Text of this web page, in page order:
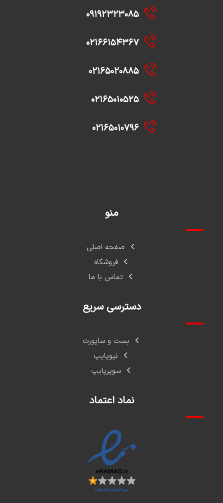
۰۹۱۹۲۳۲۳۰۸۵
۰۲۱۶۶۱۵۴۳۶۷
۰۲۱۶۵۰۲۰۸۸۵
۰۲۱۶۵۰۱۰۵۲۵
۰۲۱۶۵۰۱۰۷۹۶
منو
صفحه اصلی
فروشگاه
تماس با ما
دسترسی سریع
بست و ساپورت
نیوپایپ
سوپرپایپ
نماد اعتماد